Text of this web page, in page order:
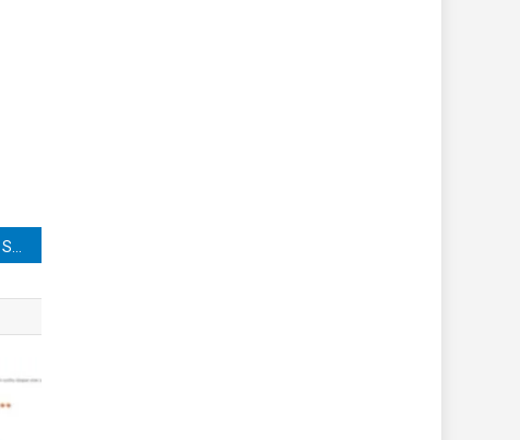
PAI DE SANTO É PRESO SUSPEITO DE USAR FALSO DIAGNÓSTICO DE CÂNCER PARA ABUSAR DE MULHERES EM RITUAIS